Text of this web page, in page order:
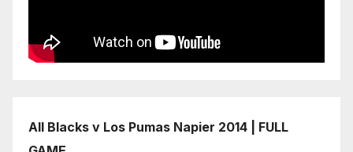
All Blacks v Los Pumas Napier 2014 | FULL